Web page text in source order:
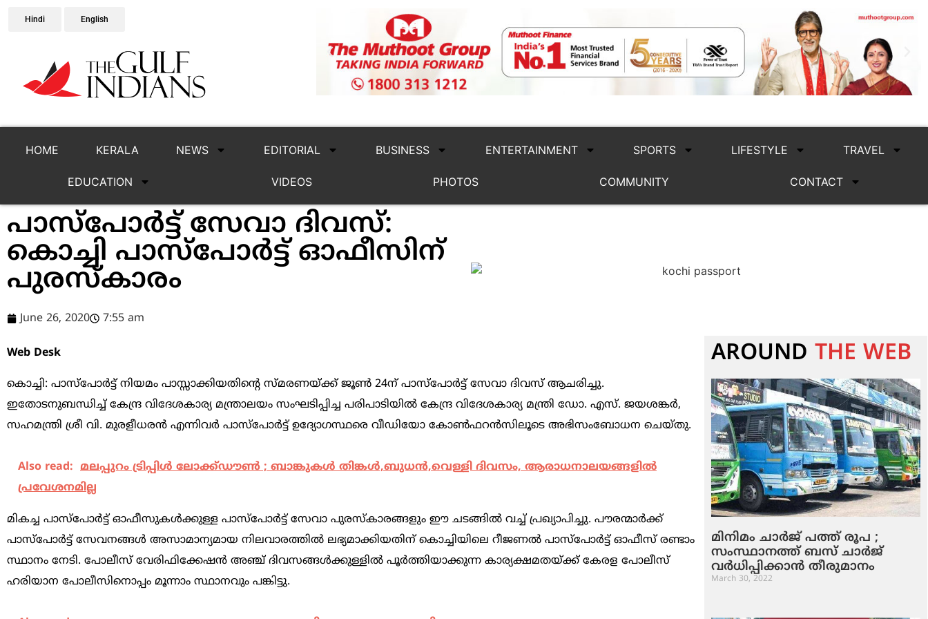
Hindi English
HOME KERALA NEWS EDITORIAL BUSINESS ENTERTAINMENT SPORTS LIFESTYLE TRAVEL
EDUCATION VIDEOS PHOTOS COMMUNITY CONTACT
പാസ്പോര്‍ട്ട് സേവാ ദിവസ്:
കൊച്ചി പാസ്പോര്‍ട്ട് ഓഫീസിന്
പുരസ്‌കാരം
June 26, 2020 7:55 am
Web Desk
കൊച്ചി: പാസ്പോര്‍ട്ട് നിയമം പാസ്സാക്കിയതിന്‍റെ സ്മരണയ്ക്ക് ജൂണ്‍ 24ന് പാസ്പോര്‍ട്ട് സേവാ ദിവസ് ആചരിച്ചു.
ഇതോടനുബന്ധിച്ച് കേന്ദ്ര വിദേശകാര്യ മന്ത്രാലയം സംഘടിപ്പിച്ച പരിപാടിയില്‍ കേന്ദ്ര വിദേശകാര്യ മന്ത്രി ഡോ. എസ്. ജയശങ്കര്‍,
സഹമന്ത്രി ശ്രീ വി. മുരളീധരന്‍ എന്നിവര്‍ പാസ്പോര്‍ട്ട് ഉദ്യോഗസ്ഥരെ വീഡിയോ കോണ്‍ഫറന്‍സിലൂടെ അഭിസംബോധന ചെയ്തു.
Also read: മലപ്പുറം ട്രിപ്പിള്‍ ലോക്ക്ഡൗണ്‍ ; ബാങ്കുകള്‍ തിങ്കള്‍,ബുധന്‍,വെള്ളി ദിവസം, ആരാധനാലയങ്ങളില്‍
പ്രവേശനമില്ല
മികച്ച പാസ്പോര്‍ട്ട് ഓഫീസുകള്‍ക്കുള്ള പാസ്പോര്‍ട്ട് സേവാ പുരസ്‌കാരങ്ങളും ഈ ചടങ്ങില്‍ വച്ച് പ്രഖ്യാപിച്ചു. പൗരന്മാര്‍ക്ക്
പാസ്പോര്‍ട്ട് സേവനങ്ങള്‍ അസാമാന്യമായ നിലവാരത്തില്‍ ലഭ്യമാക്കിയതിന് കൊച്ചിയിലെ റീജണല്‍ പാസ്പോര്‍ട്ട് ഓഫീസ് രണ്ടാം
സ്ഥാനം നേടി. പോലീസ് വേരിഫിക്കേഷന്‍ അഞ്ച് ദിവസങ്ങള്‍ക്കുള്ളില്‍ പൂര്‍ത്തിയാക്കുന്ന കാര്യക്ഷമതയ്ക്ക് കേരള പോലീസ്
ഹരിയാന പോലീസിനൊപ്പം മൂന്നാം സ്ഥാനവും പങ്കിട്ടു.
AROUND THE WEB
മിനിമം ചാര്‍ജ് പത്ത് രൂപ ;
സംസ്ഥാനത്ത് ബസ് ചാര്‍ജ്
വര്‍ധിപ്പിക്കാന്‍ തീരുമാനം
March 30, 2022